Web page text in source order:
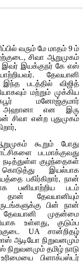
வரும் மே மாதம் 9 ம்
சிவா ஆறுமுகம்
இவர் இயக்குநர் கே எஸ்
தேவயானி
இந்த படத்தில் விஜித்
மற்றும் முக்கிய
மனோஜ்குமார்
அஹானா என இரு
சிவா என்ற புதுமுகம்
கூறும் போது
படமாக்குவது
குழந்தைகள்
இயல்பாக
பகிர்கிறார், நான்
பனியாற்றிய படம்
தேவயானியும்
பின் நான்
தேவயானி முதன்மை
உள்ளது, குடும்ப
UA சான்றிதழ்
ஆடியோ நிறுவனமும்
தமிழ் நாடு
பிளாக்பஸ்டர்